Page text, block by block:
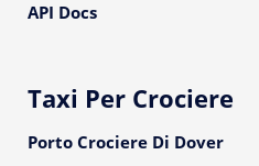
API Docs
Taxi Per Crociere
Porto Crociere Di Dover